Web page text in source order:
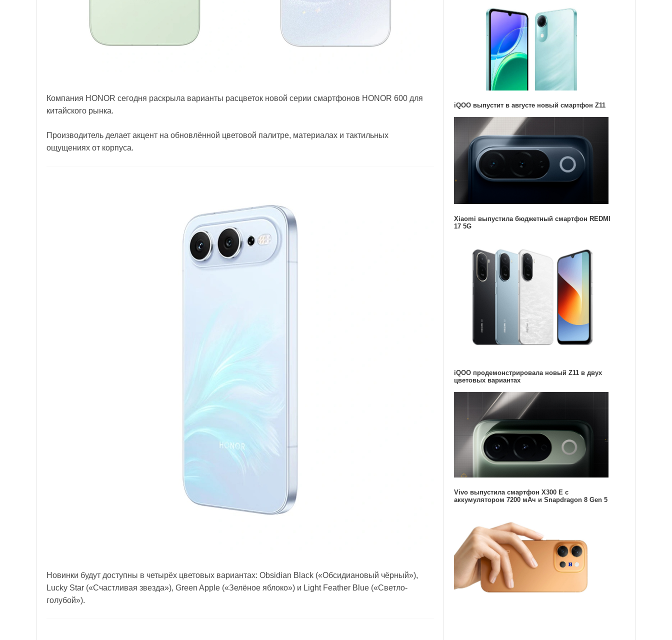
Компания HONOR сегодня раскрыла варианты расцветок новой серии смартфонов HONOR 600 для
китайского рынка.
Производитель делает акцент на обновлённой цветовой палитре, материалах и тактильных
ощущениях от корпуса.
Новинки будут доступны в четырёх цветовых вариантах: Obsidian Black («Обсидиановый чёрный»),
Lucky Star («Счастливая звезда»), Green Apple («Зелёное яблоко») и Light Feather Blue («Светло-
голубой»).
iQOO выпустит в августе новый смартфон Z11
Xiaomi выпустила бюджетный смартфон REDMI
17 5G
iQOO продемонстрировала новый Z11 в двух
цветовых вариантах
Vivo выпустила смартфон X300 E с
аккумулятором 7200 мАч и Snapdragon 8 Gen 5